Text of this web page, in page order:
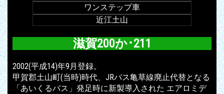
ワンステップ車
近江土山
滋賀200か･211
2002(平成14)年9月登録。
甲賀郡土山町(当時)時代、JRバス亀草線廃止代替となる
「あいくるバス」発足時に新製導入された エアロミデ